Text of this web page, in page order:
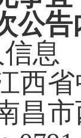
公
息
西
昌